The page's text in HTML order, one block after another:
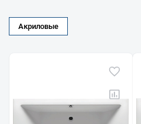
Акриловые